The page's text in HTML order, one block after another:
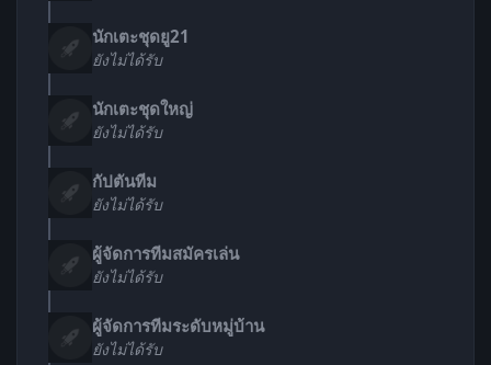
นักเตะชุดยู21
ยังไม่ได้รับ
นักเตะชุดใหญ่
ยังไม่ได้รับ
กัปตันทีม
ยังไม่ได้รับ
ผู้จัดการทีมสมัครเล่น
ยังไม่ได้รับ
ผู้จัดการทีมระดับหมู่บ้าน
ยังไม่ได้รับ